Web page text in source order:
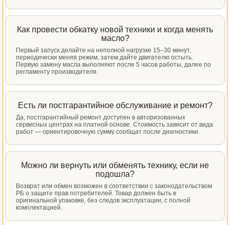
Как провести обкатку новой техники и когда менять
масло?
Первый запуск делайте на неполной нагрузке 15–30 минут,
периодически меняя режим, затем дайте двигателю остыть.
Первую замену масла выполняют после 5 часов работы, далее по
регламенту производителя.
Есть ли постгарантийное обслуживание и ремонт?
Да, постгарантийный ремонт доступен в авторизованных
сервисных центрах на платной основе. Стоимость зависит от вида
работ — ориентировочную сумму сообщат после диагностики.
Можно ли вернуть или обменять технику, если не
подошла?
Возврат или обмен возможен в соответствии с законодательством
РБ о защите прав потребителей. Товар должен быть в
оригинальной упаковке, без следов эксплуатации, с полной
комплектацией.